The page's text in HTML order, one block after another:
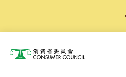
消费者委员会